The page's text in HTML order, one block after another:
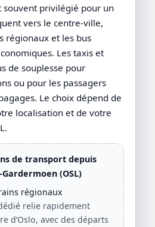
souvent privilégié pour un
vers le centre-ville,
régionaux et les bus
Les taxis et
de souplesse pour
ou pour les passagers
Le choix dépend de
localisation et de votre
de transport depuis
Gardermoen (OSL)
régionaux
relie rapidement
d’Oslo, avec des départs